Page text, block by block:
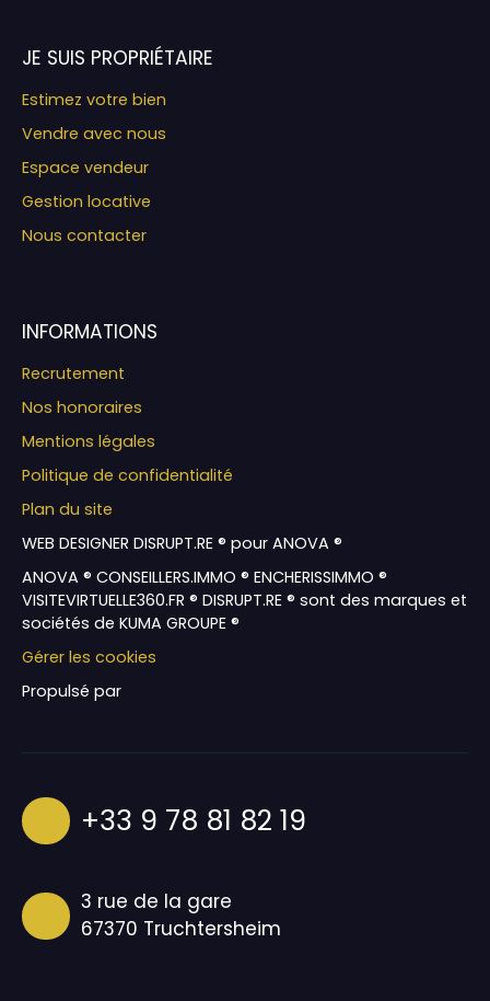
JE SUIS PROPRIÉTAIRE
Estimez votre bien
Vendre avec nous
Espace vendeur
Gestion locative
Nous contacter
INFORMATIONS
Recrutement
Nos honoraires
Mentions légales
Politique de confidentialité
Plan du site
WEB DESIGNER DISRUPT.RE ® pour ANOVA ®
ANOVA ® CONSEILLERS.IMMO ® ENCHERISSIMMO ®
VISITEVIRTUELLE360.FR ® DISRUPT.RE ® sont des marques et
sociétés de KUMA GROUPE ®
Gérer les cookies
Propulsé par
+33 9 78 81 82 19
3 rue de la gare
67370 Truchtersheim